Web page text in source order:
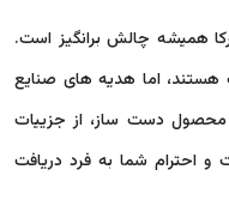
همیشه چالش برانگیز است.
هستند، اما هدیه های صنایع
محصول دست ساز، از جزییات
احترام شما به فرد دریافت